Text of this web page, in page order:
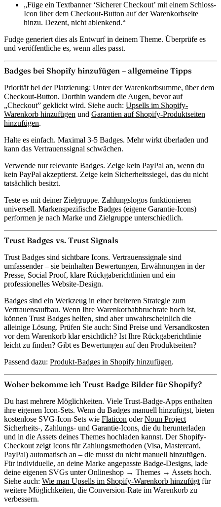
„Füge ein Textbanner ‘Sicherer Checkout’ mit einem Schloss-
Icon über dem Checkout-Button auf der Warenkorbseite
hinzu. Dezent, nicht ablenkend.“
Fudge generiert dies als Entwurf in deinem Theme. Überprüfe es
und veröffentliche es, wenn alles passt.
Badges bei Shopify hinzufügen – allgemeine Tipps
Priorität bei der Platzierung: Unter der Warenkorbsumme, über dem
Checkout-Button. Dorthin wandern die Augen, bevor auf
„Checkout” geklickt wird. Siehe auch: Upsells im Shopify-
Warenkorb hinzufügen und Garantien auf Shopify-Produktseiten
hinzufügen.
Halte es einfach. Maximal 3-5 Badges. Mehr wirkt überladen und
kann das Vertrauenssignal schwächen.
Verwende nur relevante Badges. Zeige kein PayPal an, wenn du
kein PayPal akzeptierst. Zeige kein Sicherheitssiegel, das du nicht
tatsächlich besitzt.
Teste es mit deiner Zielgruppe. Zahlungslogos funktionieren
universell. Markenspezifische Badges (eigene Garantie-Icons)
performen je nach Marke und Zielgruppe unterschiedlich.
Trust Badges vs. Trust Signals
Trust Badges sind sichtbare Icons. Vertrauenssignale sind
umfassender – sie beinhalten Bewertungen, Erwähnungen in der
Presse, Social Proof, klare Rückgaberichtlinien und ein
professionelles Website-Design.
Badges sind ein Werkzeug in einer breiteren Strategie zum
Vertrauensaufbau. Wenn Ihre Warenkorbabbruchrate hoch ist,
können Trust Badges helfen, sind aber unwahrscheinlich die
alleinige Lösung. Prüfen Sie auch: Sind Preise und Versandkosten
vor dem Warenkorb klar ersichtlich? Ist Ihre Rückgaberichtlinie
leicht zu finden? Gibt es Bewertungen auf den Produktseiten?
Passend dazu: Produkt-Badges in Shopify hinzufügen.
Woher bekomme ich Trust Badge Bilder für Shopify?
Du hast mehrere Möglichkeiten. Viele Trust-Badge-Apps enthalten
ihre eigenen Icon-Sets. Wenn du Badges manuell hinzufügst, bieten
kostenlose SVG-Icon-Sets wie Flaticon oderNoun Project
Sicherheits-, Zahlungs- und Garantie-Icons, die du herunterladen
und in die Assets deines Themes hochladen kannst. Der Shopify-
Checkout zeigt Icons für Zahlungsmethoden (Visa, Mastercard,
PayPal) automatisch an – die musst du nicht manuell hinzufügen.
Für individuelle, an deine Marke angepasste Badge-Designs, lade
deine eigenen SVGs unter Onlineshop → Themes → Assets hoch.
Siehe auch: Wie man Upsells im Shopify-Warenkorb hinzufügt für
weitere Möglichkeiten, die Conversion-Rate im Warenkorb zu
verbessern.